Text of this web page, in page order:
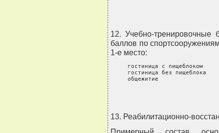
12. Учебно-тренировочные
баллов по
1-е место:
гостиница с пищеблоком
гостиница без пищеблока
общежитие
13. Реабилитационно-